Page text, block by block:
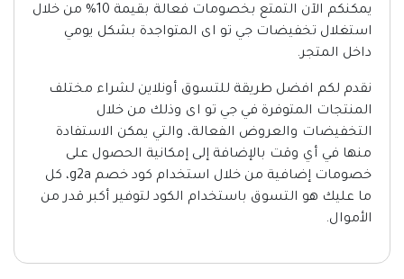
يمكنكم الآن التمتع بخصومات فعالة بقيمة 10% من خلال
استغلال تخفيضات جي تو اى المتواجدة بشكل يومي
داخل المتجر.
نقدم لكم افضل طريقة للتسوق أونلاين لشراء مختلف
المنتجات المتوفرة في جي تو اى وذلك من خلال
التخفيضات والعروض الفعالة، والتي يمكن الاستفادة
منها في أي وقت بالإضافة إلى إمكانية الحصول على
خصومات إضافية من خلال استخدام كود خصم g2a، كل
ما عليك هو التسوق باستخدام الكود لتوفير أكبر قدر من
الأموال.